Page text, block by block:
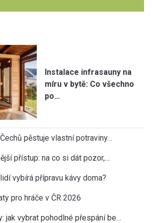
Instalace infrasauny na
míru v bytě: Co všechno
po…
pěstuje vlastní potraviny…
přístup: na co si dát pozor,…
vybírá přípravu kávy doma?
pro hráče v ČR 2026
jak vybrat pohodlné přespání be…